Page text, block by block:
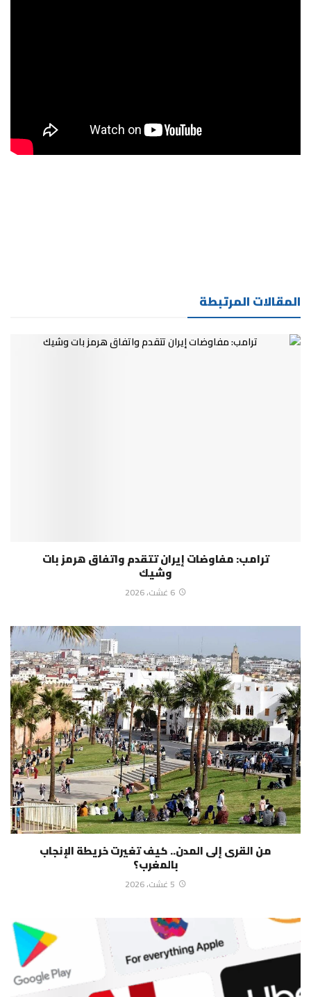
المقالات المرتبطة
ترامب: مفاوضات إيران تتقدم واتفاق هرمز بات
وشيك
6 غشت، 2026
من القرى إلى المدن.. كيف تغيرت خريطة الإنجاب
بالمغرب؟
5 غشت، 2026